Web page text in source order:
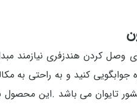
کنید و به راحتی به